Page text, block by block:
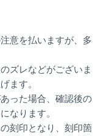
意を払いますが、多
ズレなどがございま
ます。
った場合、確認後の
なります。
刻印となり、刻印箇